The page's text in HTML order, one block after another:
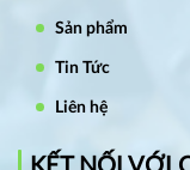
Sản phẩm
Tin Tức
Liên hệ